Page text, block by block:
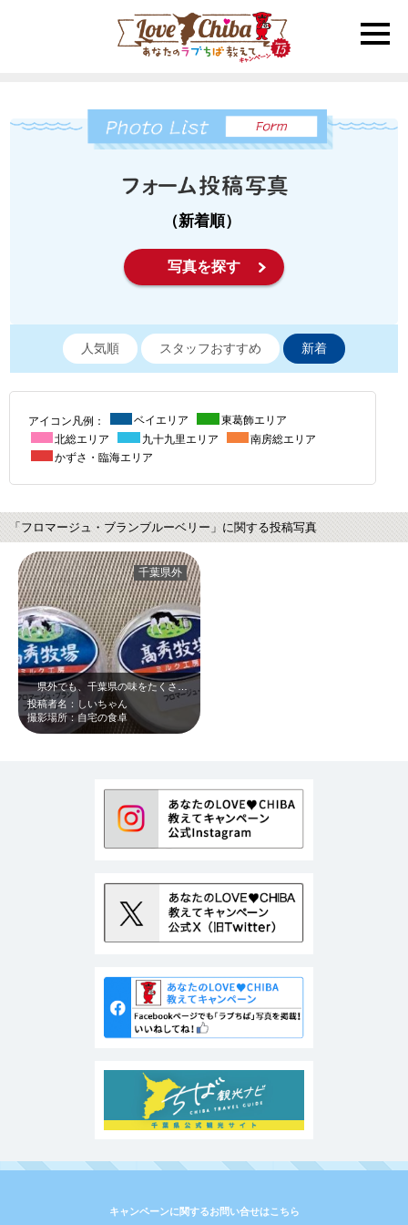
toggle
（新着順）
写真を探す
人気順 スタッフおすすめ 新着
アイコン凡例： ベイエリア
東葛飾エリア
北総エリア
九十九里エリア
南房総エリア
かずさ・臨海エリア
「フロマージュ・ブランブルーベリー」に関する投稿写真
県外でも、千葉県の味をたくさん楽しみました。昨年初めていただいた、高秀牧場に…
投稿者名：しいちゃん
撮影場所：自宅の食卓
千葉県外
キャンペーンに関するお問い合せはこちら